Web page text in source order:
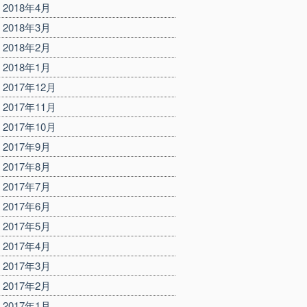
2018年4月
2018年3月
2018年2月
2018年1月
2017年12月
2017年11月
2017年10月
2017年9月
2017年8月
2017年7月
2017年6月
2017年5月
2017年4月
2017年3月
2017年2月